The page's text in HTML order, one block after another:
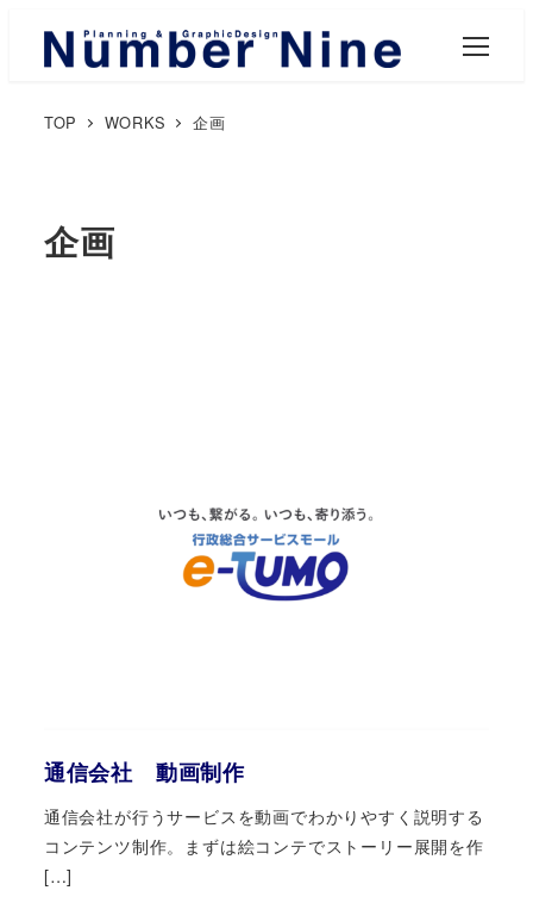
TOP WORKS 企画
企画
通信会社 動画制作
通信会社が行うサービスを動画でわかりやすく説明する
コンテンツ制作。まずは絵コンテでストーリー展開を作
[…]